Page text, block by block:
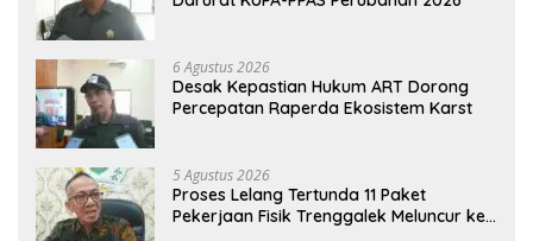
6 Agustus 2026
Desak Kepastian Hukum ART Dorong
Percepatan Raperda Ekosistem Karst
5 Agustus 2026
Proses Lelang Tertunda 11 Paket
Pekerjaan Fisik Trenggalek Meluncur ke